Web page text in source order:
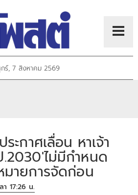
ร์, 7 สิงหาคม 2569
ะกาศเลื่อน หาเจ้า
ไม่มีกำหนด
มายการจัดก่อน
17:26 น.